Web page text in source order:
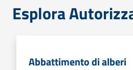
Esplora
Abbattimento di alberi